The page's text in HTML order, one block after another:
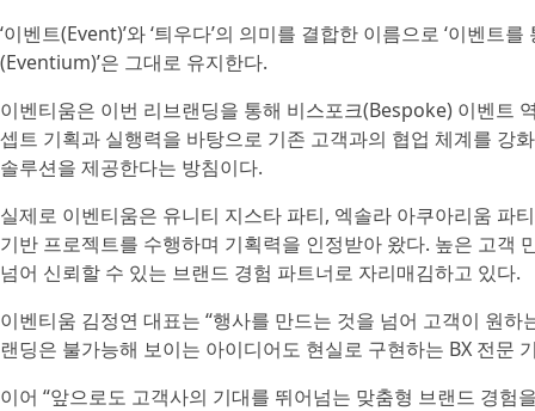
‘이벤트(Event)’와 ‘틔우다’의 의미를 결합한 이름으로 ‘이벤트
(Eventium)’은 그대로 유지한다.
이벤티움은 이번 리브랜딩을 통해 비스포크(Bespoke) 이벤트
셉트 기획과 실행력을 바탕으로 기존 고객과의 협업 체계를 강
솔루션을 제공한다는 방침이다.
실제로 이벤티움은 유니티 지스타 파티, 엑솔라 아쿠아리움 파
기반 프로젝트를 수행하며 기획력을 인정받아 왔다. 높은 고객
넘어 신뢰할 수 있는 브랜드 경험 파트너로 자리매김하고 있다.
이벤티움 김정연 대표는 “행사를 만드는 것을 넘어 고객이 원
랜딩은 불가능해 보이는 아이디어도 현실로 구현하는 BX 전문
이어 “앞으로도 고객사의 기대를 뛰어넘는 맞춤형 브랜드 경